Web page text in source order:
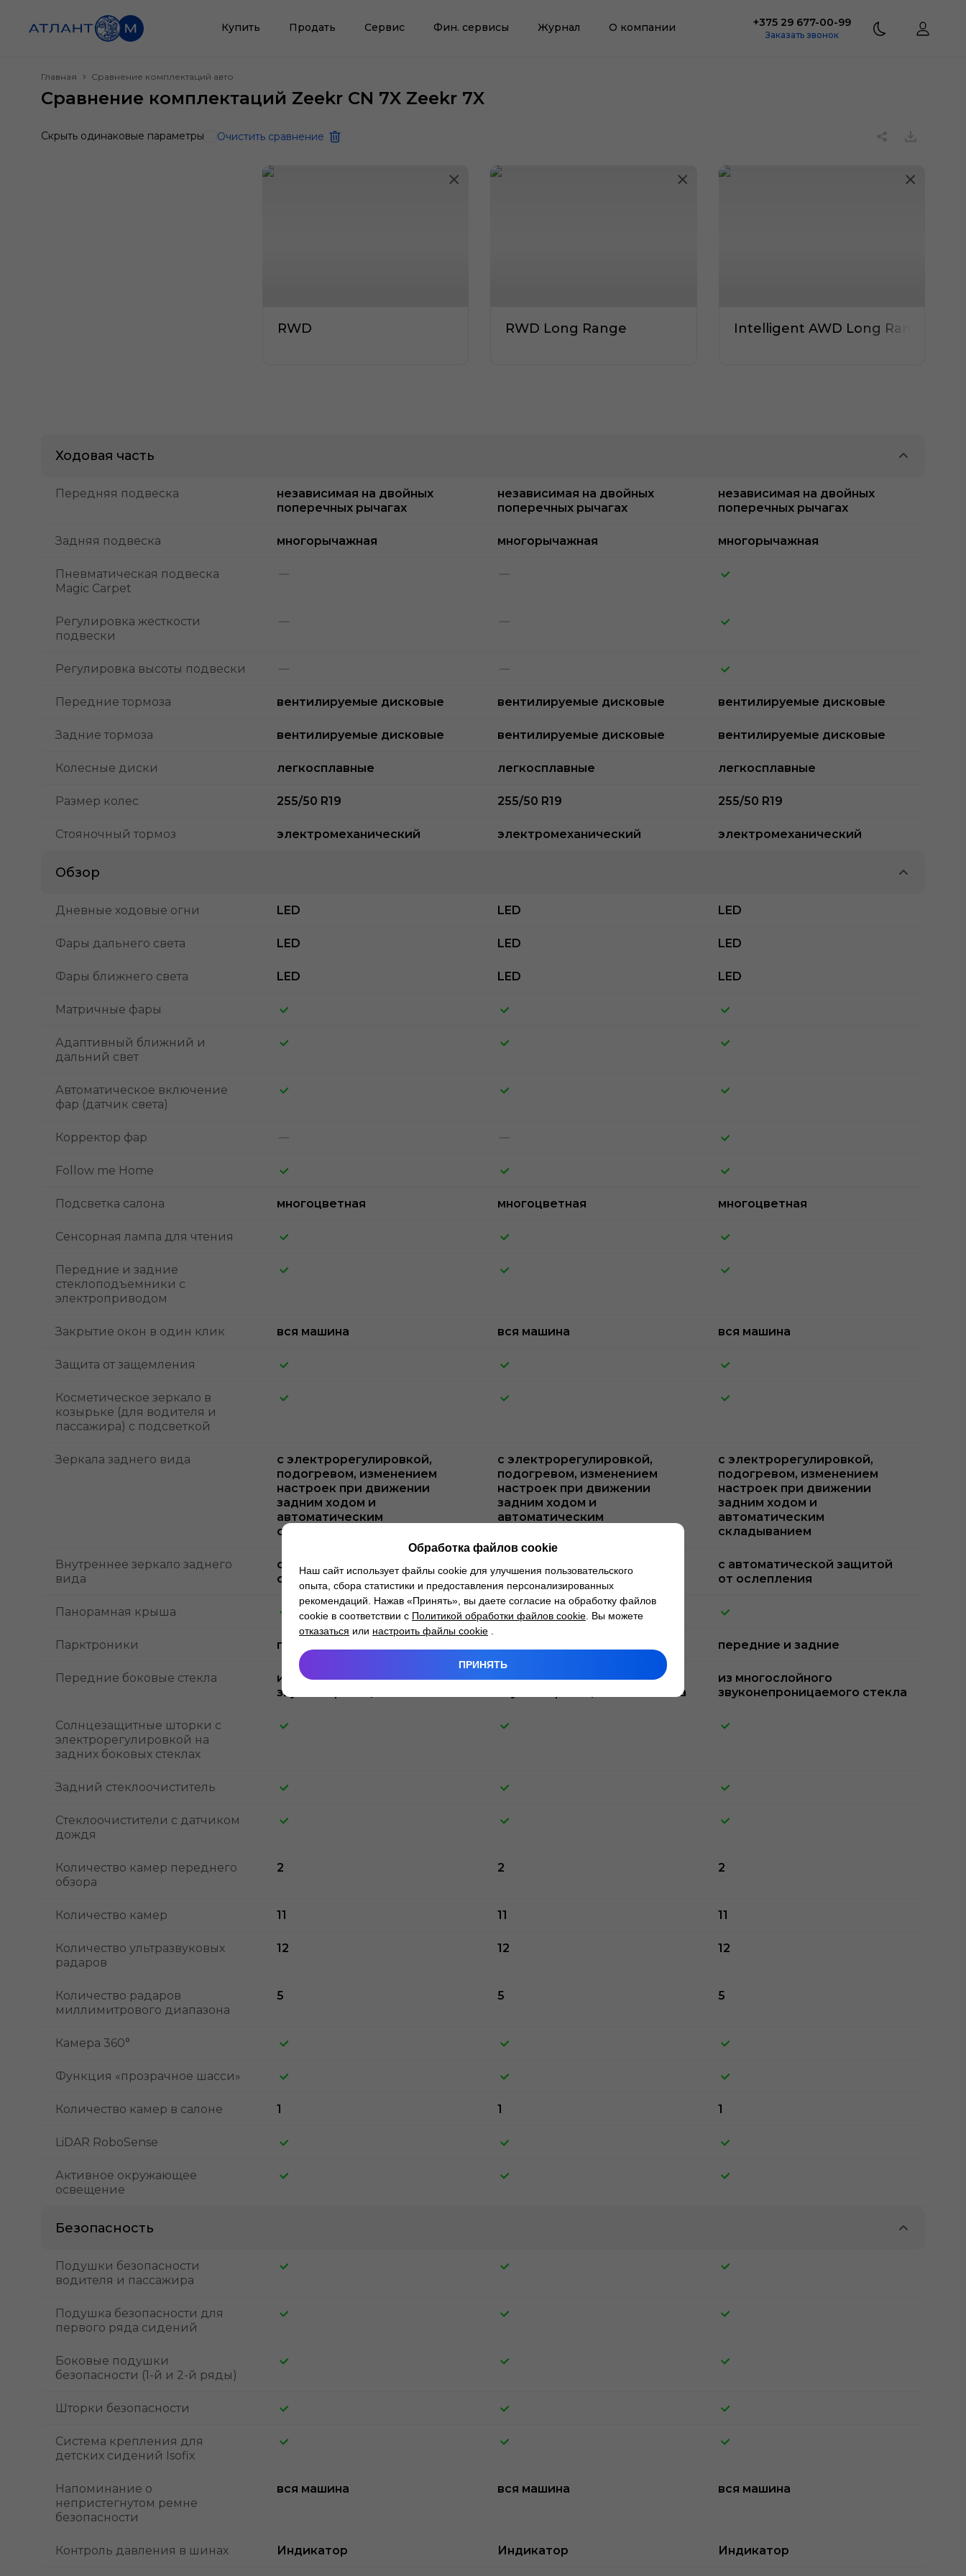
Купить Продать Сервис Фин. сервисы Журнал О компании +375 29 677-00-99
Заказать звонок
Главная Сравнение комплектаций авто
Сравнение комплектаций Zeekr CN 7X Zeekr 7X
Скрыть одинаковые параметры Очистить сравнение
RWD RWD Long Range Intelligent AWD Long Range
Ходовая часть
Передняя подвеска
независимая на двойных
поперечных рычагах
независимая на двойных
поперечных рычагах
независимая на двойных
поперечных рычагах
Задняя подвеска многорычажная многорычажная многорычажная
Пневматическая подвеска
Magic Carpet
Регулировка жесткости
подвески
Регулировка высоты подвески
Передние тормоза вентилируемые дисковые вентилируемые дисковые вентилируемые дисковые
Задние тормоза вентилируемые дисковые вентилируемые дисковые вентилируемые дисковые
Колесные диски легкосплавные легкосплавные легкосплавные
Размер колес 255/50 R19 255/50 R19 255/50 R19
Стояночный тормоз электромеханический электромеханический электромеханический
Обзор
Дневные ходовые огни LED LED LED
Фары дальнего света LED LED LED
Фары ближнего света LED LED LED
Матричные фары
Адаптивный ближний и
дальний свет
Автоматическое включение
фар (датчик света)
Корректор фар
Follow me Home
Подсветка салона многоцветная многоцветная многоцветная
Сенсорная лампа для чтения
Передние и задние
стеклоподъемники с
электроприводом
Закрытие окон в один клик вся машина вся машина вся машина
Защита от защемления
Косметическое зеркало в
козырьке (для водителя и
пассажира) с подсветкой
Зеркала заднего вида
с электрорегулировкой,
подогревом, изменением
настроек при движении
задним ходом и
автоматическим
складыванием
с электрорегулировкой,
подогревом, изменением
настроек при движении
задним ходом и
автоматическим
с электрорегулировкой,
подогревом, изменением
настроек при движении
задним ходом и
автоматическим
складыванием
Внутреннее зеркало заднего
вида
с автоматической защитой
от ослепления
от ослепления
с автоматической защитой
от ослепления
Панорамная крыша
Парктроники передние и задние передние и задние
Передние боковые стекла
из многослойного
звуконепроницаемого стекла
из многослойного
звуконепроницаемого стекла
из многослойного
звуконепроницаемого стекла
Солнцезащитные шторки с
электрорегулировкой на
задних боковых стеклах
Задний стеклоочиститель
Стеклоочистители с датчиком
дождя
Количество камер переднего
обзора
2 2 2
Количество камер 11 11 11
Количество ультразвуковых
радаров
12 12 12
Количество радаров
миллимитрового диапазона
5 5 5
Камера 360°
Функция «прозрачное шасси»
Количество камер в салоне 1 1 1
LiDAR RoboSense
Активное окружающее
освещение
Безопасность
Подушки безопасности
водителя и пассажира
Подушка безопасности для
первого ряда сидений
Боковые подушки
безопасности (1-й и 2-й ряды)
Шторки безопасности
Система крепления для
детских сидений Isofix
Напоминание о
непристегнутом ремне
безопасности
вся машина вся машина вся машина
Контроль давления в шинах Индикатор Индикатор Индикатор
Обработка файлов cookie
Наш сайт использует файлы cookie для улучшения пользовательского
опыта, сбора статистики и предоставления персонализированных
рекомендаций. Нажав «Принять», вы даете согласие на обработку файлов
cookie в соответствии с Политикой обработки файлов cookie . Вы можете
отказаться или настроить файлы cookie
ПРИНЯТЬ